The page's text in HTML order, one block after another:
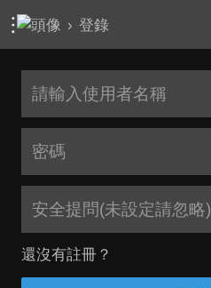
› 登錄
安全提問(未設定請忽略)
還沒有註冊？